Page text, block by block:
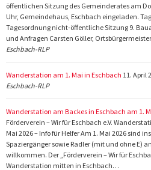
öffentlichen Sitzung des Gemeinderates am
Uhr, Gemeindehaus, Eschbach eingeladen.
Tagesordnung nicht-öffentliche Sitzung 9.
und Anfragen Carsten Göller, Ortsbürgermeister
Eschbach-RLP
Wanderstation am 1. Mai in Eschbach 11. April
Eschbach-RLP
Wanderstation am Backes in Eschbach am 1.
Förderverein – Wir für Eschbach e.V.
Mai 2026 – Info für Helfer Am 1. Mai 2026 sind
Spaziergänger sowie Radler (mit und ohne E)
willkommen. Der „Förderverein – Wir für
Wanderstation mitten in Eschbach…